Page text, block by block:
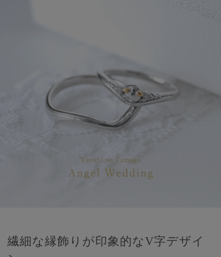
繊細な縁飾りが印象的なV字デザイ